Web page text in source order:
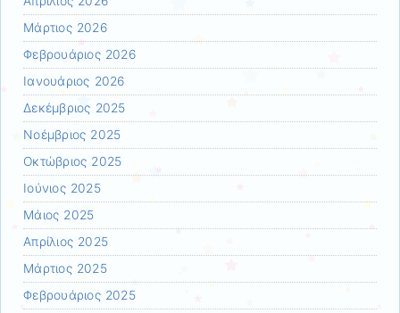
Μάρτιος 2026
Φεβρουάριος 2026
Ιανουάριος 2026
Δεκέμβριος 2025
Νοέμβριος 2025
Οκτώβριος 2025
Ιούνιος 2025
Μάιος 2025
Απρίλιος 2025
Μάρτιος 2025
Φεβρουάριος 2025